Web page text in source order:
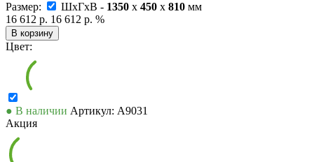
Размер:
ШxГxВ - 1350 x 450 x 810 мм
16 612 р. 16 612 р. %
В корзину
Цвет:
● В наличии Артикул: А9031
Акция